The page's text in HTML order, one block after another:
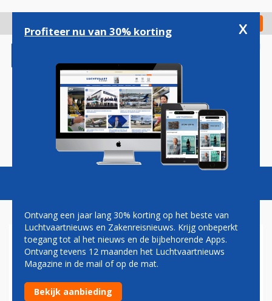
gaan
Check in
Magazine Podcasts Vacatures
AIRBUS A380 NAAR LONDEN
HEATHROW EN
FARNBOROUGH
Profiteer nu van 30% korting x
Ontvang een jaar lang 30% korting op het beste van
Luchtvaartnieuws en Zakenreisnieuws. Krijg onbeperkt
toegang tot al het nieuws en de bijbehorende Apps.
Ontvang tevens 12 maanden het Luchtvaartnieuws
Magazine in de mail of op de mat.
Bekijk aanbieding